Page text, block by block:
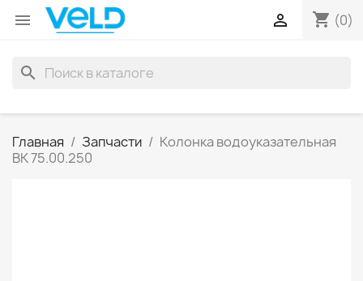
 shopping_cart (0)

search
Главная Запчасти
Колонка водоуказательная
ВК 75.00.250